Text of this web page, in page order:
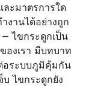
ละมาตรการใด
งานได้อย่างถูก
ไขกระดูกเป็น
งเรา มีบทบาท
อระบบภูมิคุ้มกัน
บ ไขกระดูกยัง